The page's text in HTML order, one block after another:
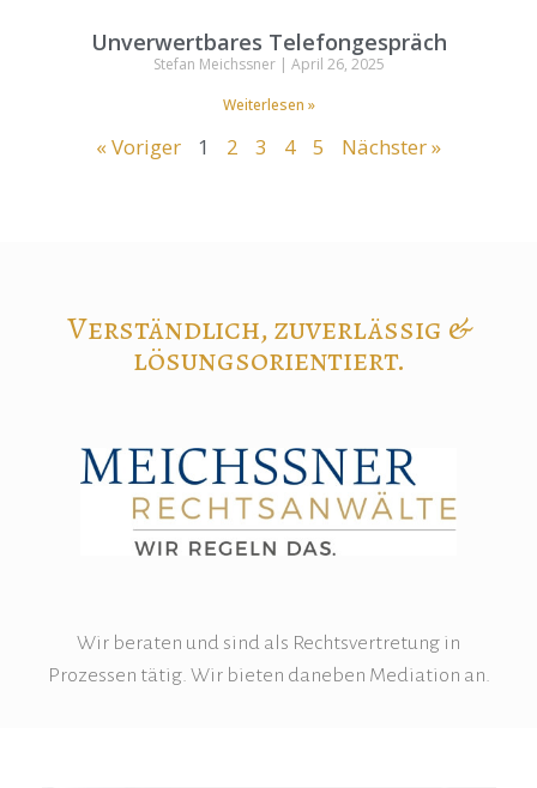
Unverwertbares Telefongespräch
Stefan Meichssner
April 26, 2025
Weiterlesen »
« Voriger 1 2 3 4 5 Nächster »
Verständlich, zuverlässig &
lösungsorientiert.
Wir beraten und sind als Rechtsvertretung in
Prozessen tätig. Wir bieten daneben Mediation an.